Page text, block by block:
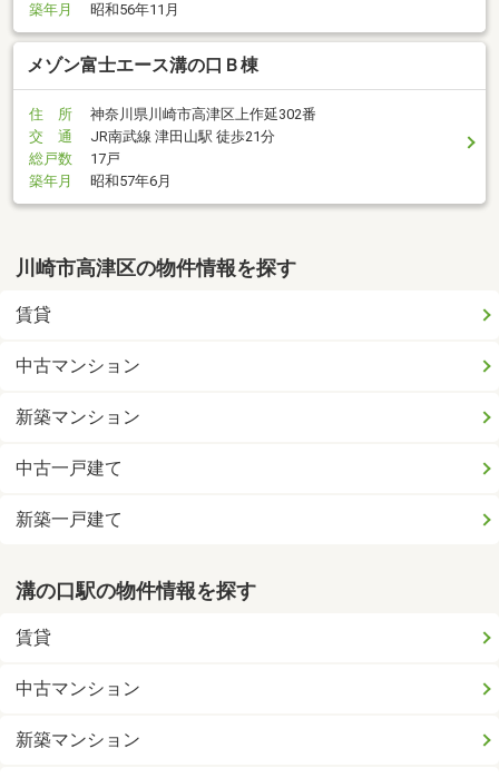
築年月
昭和56年11月
メゾン富士エース溝の口Ｂ棟
住 所
神奈川県川崎市高津区上作延302番
交 通
JR南武線 津田山駅 徒歩21分
総戸数
17戸
築年月
昭和57年6月
川崎市高津区の物件情報を探す
賃貸
中古マンション
新築マンション
中古一戸建て
新築一戸建て
溝の口駅の物件情報を探す
賃貸
中古マンション
新築マンション